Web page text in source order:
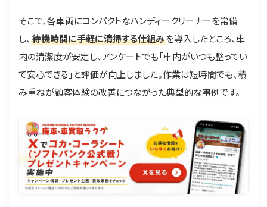
そこで、各車両にコンパクトなハンディークリーナーを常備
し、 待機時間に手軽に清掃する仕組みを導入したところ、車
内の清潔度が安定し、アンケートでも「車内がいつも整ってい
て安心できる」と評価が向上しました。作業は短時間でも、積
み重ねが顧客体験の改善につながった典型的な事例です。